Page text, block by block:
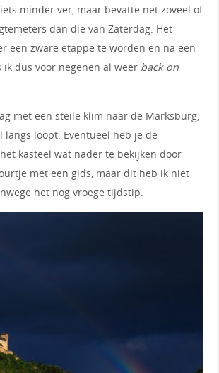
minder ver, maar bevatte net zoveel of
dan die van Zaterdag. Het
een zware etappe te worden en na een
dus voor negenen al weer back on
met een steile klim naar de Marksburg,
langs loopt. Eventueel heb je de
kasteel wat nader te bekijken door
met een gids, maar dit heb ik niet
het nog vroege tijdstip.